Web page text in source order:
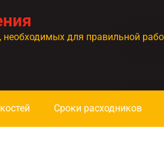
необходимых для правильной
Сроки расходников